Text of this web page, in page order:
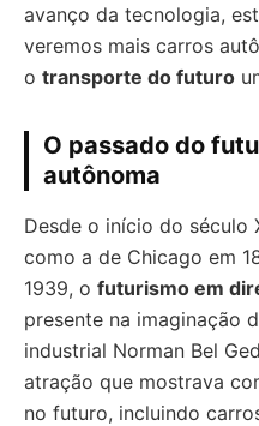
avanço da tecnologia,
veremos mais carros
o transporte do futuro
O passado do
autônoma
Desde o início do século
como a de Chicago em
1939, o futurismo em
presente na imaginação
industrial Norman Bel
atração que mostrava
no futuro, incluindo